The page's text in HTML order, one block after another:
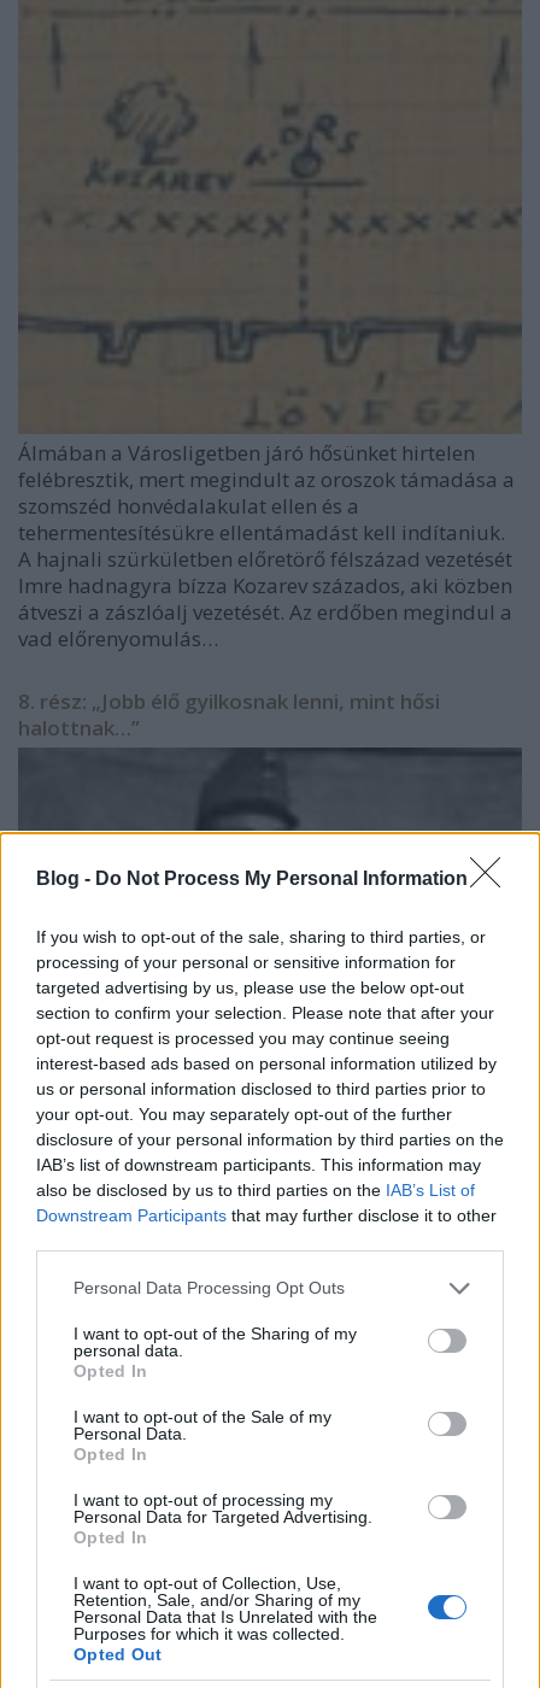
Blog - Do Not Process My Personal Information
If you wish to opt-out of the sale, sharing to third parties, or
processing of your personal or sensitive information for
targeted advertising by us, please use the below opt-out
section to confirm your selection. Please note that after your
opt-out request is processed you may continue seeing
interest-based ads based on personal information utilized by
us or personal information disclosed to third parties prior to
your opt-out. You may separately opt-out of the further
disclosure of your personal information by third parties on the
IAB’s list of downstream participants. This information may
also be disclosed by us to third parties on the IAB’s List of
Downstream Participants that may further disclose it to other
Please note that this website/app uses one or more Google
not limited to your visit or usage behaviour. You may click to
grant or deny consent to Google and its third-party tags to
use your data for below specified purposes in below Google
consent section.
Personal Data Processing Opt Outs
I want to opt-out of the Sharing of my
personal data.
Opted In
I want to opt-out of the Sale of my
Personal Data.
Opted In
I want to opt-out of processing my
Personal Data for Targeted Advertising.
Opted In
I want to opt-out of Collection, Use,
Retention, Sale, and/or Sharing of my
Personal Data that Is Unrelated with the
Purposes for which it was collected.
Opted Out
Álmában a Városligetben járó hősünket hirtelen
felébresztik, mert megindult az oroszok támadása a
szomszéd honvédalakulat ellen és a
tehermentesítésükre ellentámadást kell indítaniuk.
A hajnali szürkületben előretörő félszázad vezetését
Imre hadnagyra bízza Kozarev százados, aki közben
átveszi a zászlóalj vezetését. Az erdőben megindul a
vad előrenyomulás…
8. rész: „Jobb élő gyilkosnak lenni, mint hősi
halottnak…”
oldaltámadásra indul hősünk vezetésével a
félszázad. Boros géppuskái is beavatkoznak a
harcba. Az újabb sikeres rohamot követően
megszállják és biztosítják az elfoglalt területet, ahol
lövészeket…
9. rész: „Mint a rühes macska a zsákban, mikor
vízbe fojtani viszik…”